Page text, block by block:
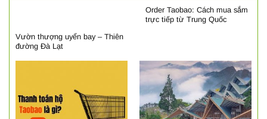
Vườn thượng uyển bay – Thiên
đường Đà Lạt
Order Taobao: Cách mua sắm
trực tiếp từ Trung Quốc